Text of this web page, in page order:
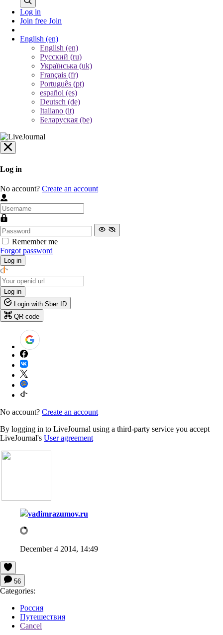
Log in
Join free Join
English (en)
English (en)
Русский (ru)
Українська (uk)
Français (fr)
Português (pt)
español (es)
Deutsch (de)
Italiano (it)
Беларуская (be)
Log in
No account? Create an account
Remember me
Forgot password
Log in
Log in
Login with Sber ID
QR code
No account? Create an account
By logging in to LiveJournal using a third-party service you accept
LiveJournal's User agreement
vadimrazumov.ru
December 4 2014, 14:49
56
Categories:
Россия
Путешествия
Cancel